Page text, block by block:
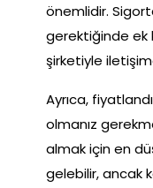
önemlidir.
gerektiğinde ek
şirketiyle
Ayrıca,
olmanız
almak için en
gelebilir, ancak